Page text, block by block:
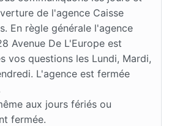
de l'agence Caisse
En règle générale l'agence
Avenue De L'Europe est
vos questions les Lundi, Mardi,
L'agence est fermée
aux jours fériés ou
fermée.